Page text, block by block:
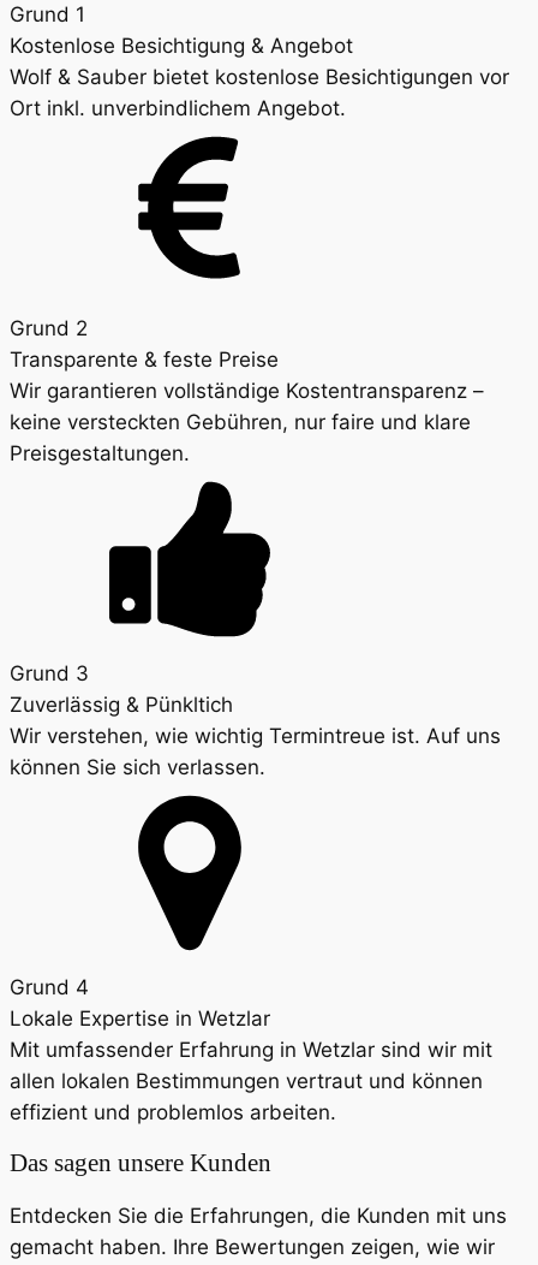
Grund 1
Kostenlose Besichtigung & Angebot
Wolf & Sauber bietet kostenlose Besichtigungen vor
Ort inkl. unverbindlichem Angebot.
Grund 2
Transparente & feste Preise
Wir garantieren vollständige Kostentransparenz –
keine versteckten Gebühren, nur faire und klare
Preisgestaltungen.
Grund 3
Zuverlässig & Pünkltich
Wir verstehen, wie wichtig Termintreue ist. Auf uns
können Sie sich verlassen.
Grund 4
Lokale Expertise in Wetzlar
Mit umfassender Erfahrung in Wetzlar sind wir mit
allen lokalen Bestimmungen vertraut und können
effizient und problemlos arbeiten.
Das sagen unsere Kunden
Entdecken Sie die Erfahrungen, die Kunden mit uns
gemacht haben. Ihre Bewertungen zeigen, wie wir